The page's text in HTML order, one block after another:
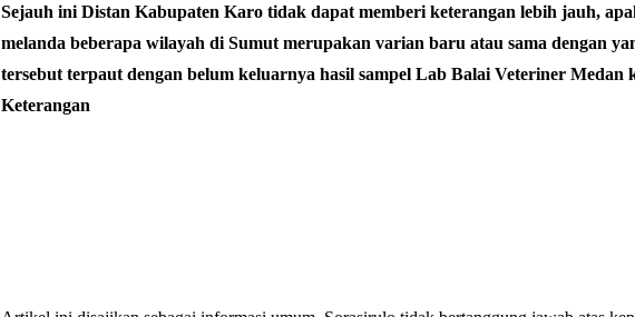
Sejauh ini Distan Kabupaten Karo tidak dapat memberi keterangan lebih jauh,
melanda beberapa wilayah di Sumut merupakan varian baru atau sama dengan
tersebut terpaut dengan belum keluarnya hasil sampel Lab Balai Veteriner Medan
Keterangan